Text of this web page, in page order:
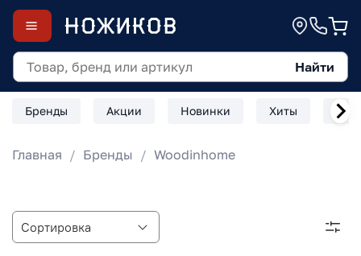
Найти
Бренды Акции Новинки Хиты
Главная Бренды Woodinhome